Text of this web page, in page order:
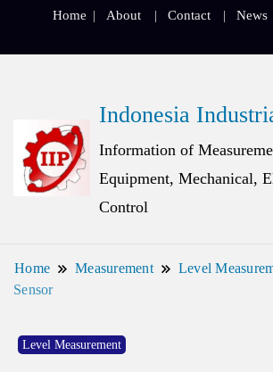
Home About Contact News
Indonesia
Information of
Equipment, Mechanical,
Control
Home Measurement Level
Sensor
Level Measurement